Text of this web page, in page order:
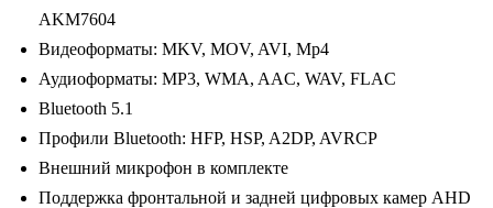
AKM7604
Видеоформаты: MKV, MOV, AVI, Mp4
Аудиоформаты: MP3, WMA, AAC, WAV, FLAC
Bluetooth 5.1
Профили Bluetooth: HFP, HSP, A2DP, AVRCP
Внешний микрофон в комплекте
Поддержка фронтальной и задней цифровых камер AHD